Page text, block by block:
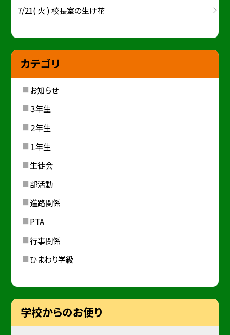
7/21( 火 ) 校長室の生け花
カテゴリ
お知らせ
３年生
２年生
１年生
生徒会
部活動
進路関係
PTA
行事関係
ひまわり学級
学校からのお便り